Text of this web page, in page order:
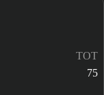
TOT
75